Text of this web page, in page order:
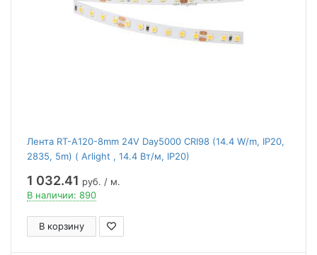
Лента RT-A120-8mm 24V Day5000 CRI98 (14.4 W/m, IP20,
2835, 5m) ( Arlight , 14.4 Вт/м, IP20)
1 032.41 руб. / м.
В наличии: 890
В корзину